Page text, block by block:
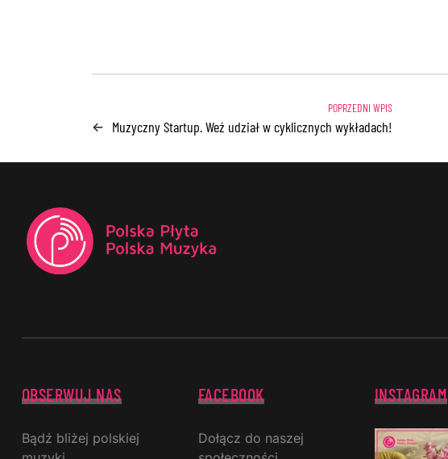
← Muzyczny Startup. Weź udział w cyklicznych wykładach!
OBSERWUJ NAS
Bądź bliżej polskiej
FACEBOOK
Dołącz do naszej
INSTAGRAM